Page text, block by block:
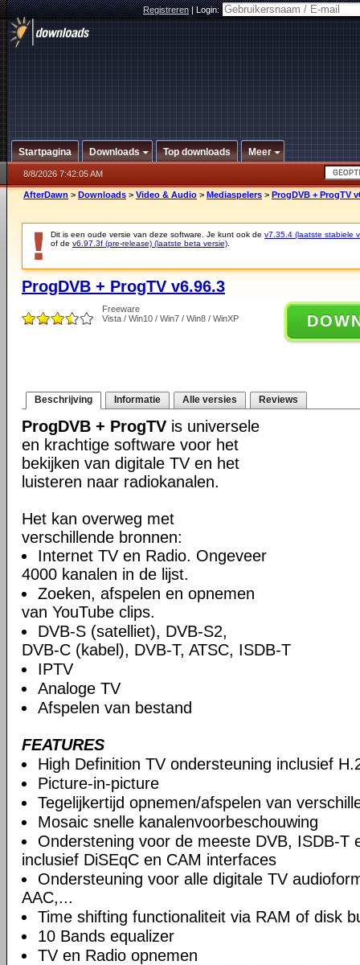
Registreren|Login:
Startpagina Downloads Top downloads Meer
8/8/2026 7:42:05 AM
AfterDawn > Downloads > Video & Audio > Mediaspelers > ProgDVB + ProgTV
Dit is een oude versie van deze software. Je kunt ook de v7.35.4 (laatste stabiele
of de v6.97.3f (pre-release) (laatste beta versie)
ProgDVB + ProgTV v6.96.3
Freeware
Vista / Win10 / Win7 / Win8 / WinXP
Beschrijving Informatie Alle versies Reviews
ProgDVB + ProgTV is universele
en krachtige software voor het
bekijken van digitale TV en het
luisteren naar radiokanalen.
Het kan overweg met
verschillende bronnen:
Internet TV en Radio. Ongeveer
4000 kanalen in de lijst.
Zoeken, afspelen en opnemen
van YouTube clips.
DVB-S (satelliet), DVB-S2,
DVB-C (kabel), DVB-T, ATSC, ISDB-T
IPTV
Analoge TV
Afspelen van bestand
FEATURES
High Definition TV ondersteuning inclusief
Picture-in-picture
Tegelijkertijd opnemen/afspelen van
Mosaic snelle kanalenvoorbeschouwing
Onderstening voor de meeste DVB, ISDB-T
inclusief DiSEqC en CAM interfaces
Ondersteuning voor alle digitale TV
AAC,...
Time shifting functionaliteit via RAM of disk
10 Bands equalizer
TV en Radio opnemen